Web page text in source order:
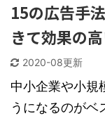
15の広告手
きて効果の
2020-08更新
中小企業や小規
うになるのがベ